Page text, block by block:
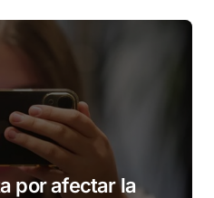
por afectar la